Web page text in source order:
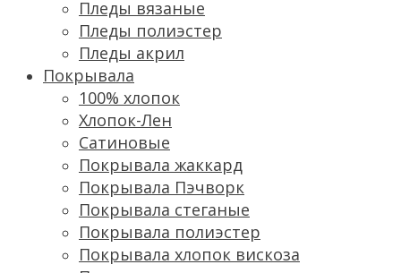
Пледы вязаные
Пледы полиэстер
Пледы акрил
Покрывала
100% хлопок
Хлопок-Лен
Сатиновые
Покрывала жаккард
Покрывала Пэчворк
Покрывала стеганые
Покрывала полиэстер
Покрывала хлопок вискоза